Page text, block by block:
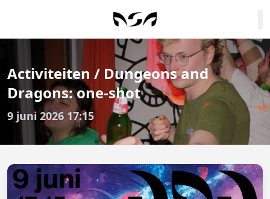
Activiteiten / Dungeons and
Dragons: one-shot
9 juni 2026 17:15